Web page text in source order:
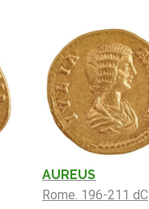
AUREUS
Rome. 196-211 dC